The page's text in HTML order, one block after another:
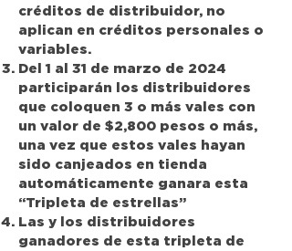
créditos de distribuidor, no
aplican en créditos personales o
variables.
Del 1 al 31 de marzo de 2024
participarán los distribuidores
que coloquen 3 o más vales con
un valor de $2,800 pesos o más,
una vez que estos vales hayan
sido canjeados en tienda
automáticamente ganara esta
“Tripleta de estrellas”
Las y los distribuidores
ganadores de esta tripleta de